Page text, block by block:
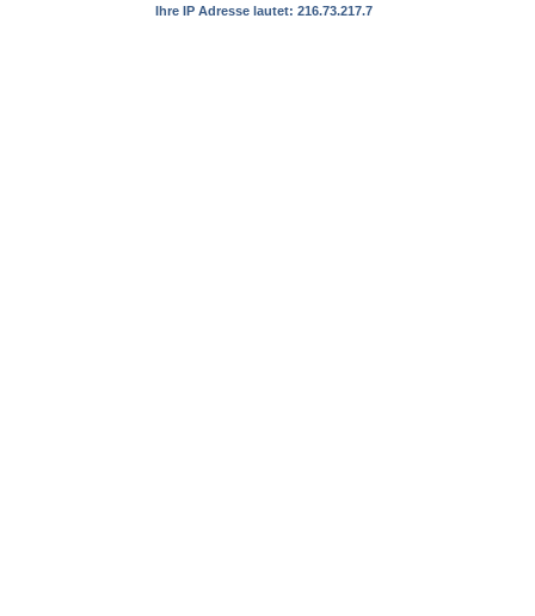
Ihre IP Adresse lautet: 216.73.217.7